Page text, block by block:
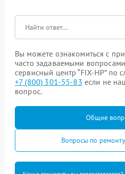
Вы можете ознакомиться с
часто задаваемыми
сервисный центр “FIX-HP” по
+7 (800) 301-55-83 если не
вопрос.
Общие
Вопросы по